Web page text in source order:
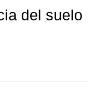
del suelo